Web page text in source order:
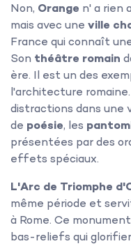
Non, Orange n' a rien
mais avec une ville
France qui connaît
Son théâtre romain
ère. Il est un des
l'architecture
distractions dans une
de poésie, les
présentées par des
effets spéciaux.
L'Arc de Triomphe
même période et
à Rome. Ce
bas-reliefs qui